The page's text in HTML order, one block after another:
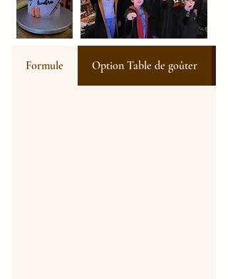
Formule Option Table de goûter